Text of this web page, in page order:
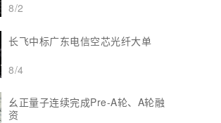
8/2
长飞中标广东电信空芯光纤大单
8/4
幺正量子连续完成Pre-A轮、A轮融
资